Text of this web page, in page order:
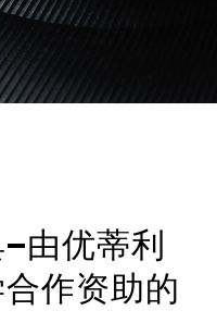
由优蒂利
作资助的